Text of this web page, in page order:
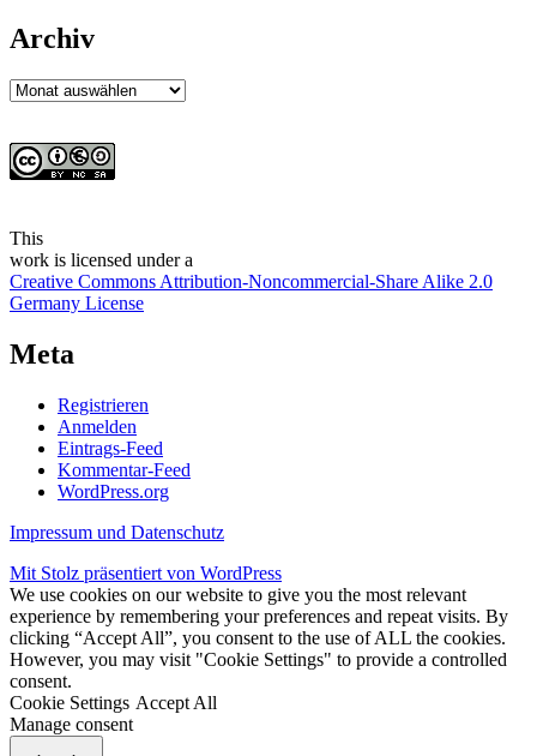
Archiv
Archiv
This
work is licensed under a
Creative Commons Attribution-Noncommercial-Share Alike 2.0
Germany License
Meta
Registrieren
Anmelden
Eintrags-Feed
Kommentar-Feed
WordPress.org
Impressum und Datenschutz
Mit Stolz präsentiert von WordPress
We use cookies on our website to give you the most relevant
experience by remembering your preferences and repeat visits. By
clicking “Accept All”, you consent to the use of ALL the cookies.
However, you may visit "Cookie Settings" to provide a controlled
consent.
Cookie Settings Accept All
Manage consent